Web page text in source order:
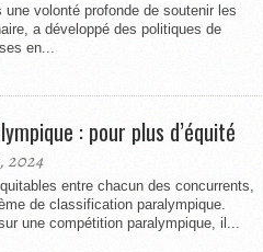
volonté profonde de soutenir les
a développé des politiques de
en...
: pour plus d’équité
2024
entre chacun des concurrents,
de classification paralympique.
une compétition paralympique, il...